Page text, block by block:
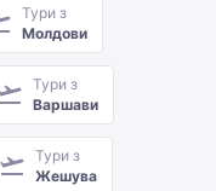
Тури з
Молдови
Тури з
Варшави
Тури з
Жешува